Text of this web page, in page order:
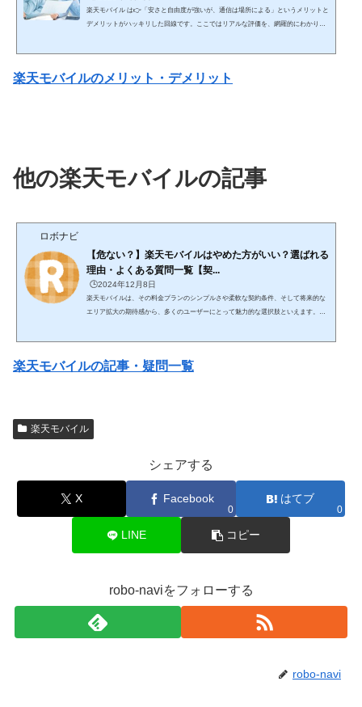
楽天モバイル は👉「安さと自由度が強いが、通信は場所による」というメリットと
デメリットがハッキリした回線です。ここではリアルな評価を、網羅的にわかりや
楽天モバイルのメリット・デメリット
他の楽天モバイルの記事
ロボナビ
【危ない？】楽天モバイルはやめた方がいい？選ばれる
理由・よくある質問一覧【契...
🕒️2024年12月8日
楽天モバイルは、その料金プランのシンプルさや柔軟な契約条件、そして将来的な
エリア拡大の期待感から、多くのユーザーにとって魅力的な選択肢といえます。以
電波が充分良くなってきてて結構いい1. 分かりやすい料金プラン楽天モバイルの料
楽天モバイルの記事・疑問一覧
楽天モバイル
シェアする
X Facebook
0
はてブ
0
LINE コピー
robo-naviをフォローする
robo-navi